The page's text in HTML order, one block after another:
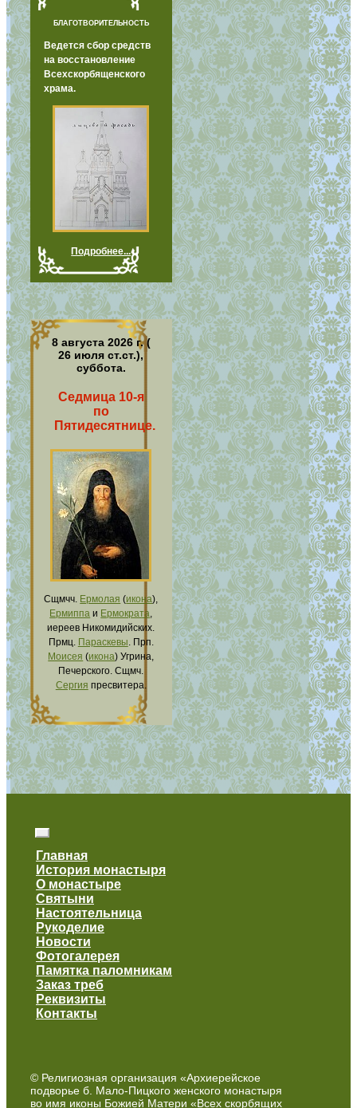
БЛАГОТВОРИТЕЛЬНОСТЬ
Ведется сбор средств
на восстановление
Всехскорбященского
храма.
Подробнее...
8 августа 2026 г. (
26 июля ст.ст.),
суббота.
Седмица 10-я
по
Пятидесятнице.
Сщмчч. Ермолая (икона),
Ермиппа и Ермократа,
иереев Никомидийских.
Прмц. Параскевы. Прп.
Моисея (икона) Угрина,
Печерского. Сщмч.
Сергия пресвитера.
Главная
История монастыря
О монастыре
Святыни
Настоятельница
Рукоделие
Новости
Фотогалерея
Памятка паломникам
Заказ треб
Реквизиты
Контакты
© Религиозная организация «Архиерейское
подворье б. Мало-Пицкого женского монастыря
во имя иконы Божией Матери «Всех скорбящих